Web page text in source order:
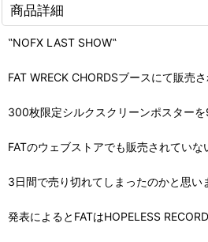
商品詳細
‟NOFX LAST SHOW‟
FAT WRECK CHORDSブースにて販売
300枚限定シルクスクリーンポスター
FATのウェブストアでも販売されていな
3日間で売り切れてしまったのかと思い
発表によるとFATはHOPELESS